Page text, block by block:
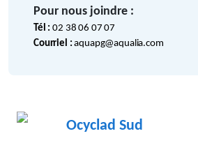
Pour nous joindre :
Tél :02 38 06 07 07
Courriel :aquapg@aqualia.com
Ocyclad Sud